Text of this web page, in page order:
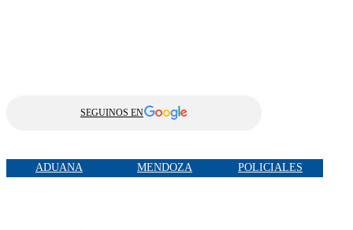
SEGUINOS EN
ADUANA MENDOZA POLICIALES